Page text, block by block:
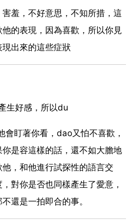
羞，不好意思，不知所措，這
的表現，因為喜歡，所以你見
出來的這些症狀
生好感，所以du
會盯著你看，dao又怕不喜歡，
是容這樣的話，還不如大膽地
，和他進行試探性的語言交
對你是否也同樣產生了愛意，
還是一拍即合的事。